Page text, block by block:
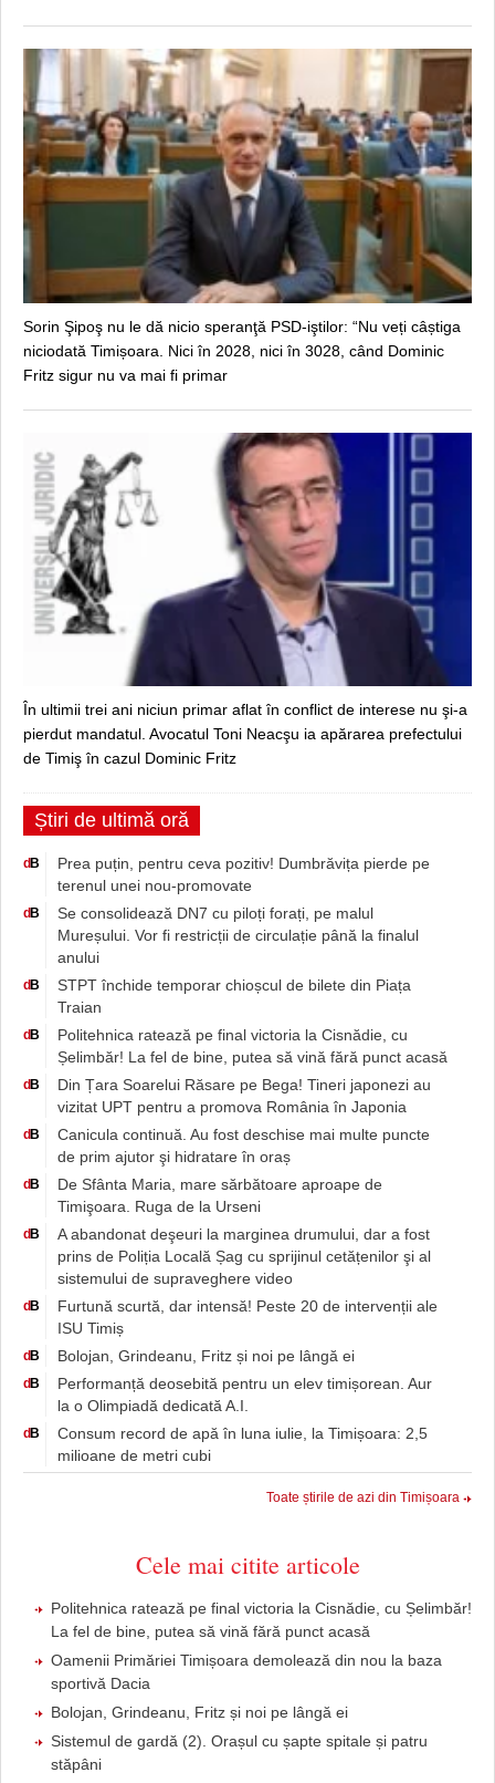
Sorin Şipoş nu le dă nicio speranţă PSD-iştilor: “Nu veți câștiga
niciodată Timișoara. Nici în 2028, nici în 3028, când Dominic
Fritz sigur nu va mai fi primar
În ultimii trei ani niciun primar aflat în conflict de interese nu şi-a
pierdut mandatul. Avocatul Toni Neacşu ia apărarea prefectului
de Timiş în cazul Dominic Fritz
Știri de ultimă oră
d B
Prea puțin, pentru ceva pozitiv! Dumbrăvița pierde pe
terenul unei nou-promovate
d B
Se consolidează DN7 cu piloți forați, pe malul
Mureșului. Vor fi restricții de circulație până la finalul
anului
d B
STPT închide temporar chioșcul de bilete din Piața
Traian
d B
Politehnica ratează pe final victoria la Cisnădie, cu
Șelimbăr! La fel de bine, putea să vină fără punct acasă
d B
Din Țara Soarelui Răsare pe Bega! Tineri japonezi au
vizitat UPT pentru a promova România în Japonia
d B
Canicula continuă. Au fost deschise mai multe puncte
de prim ajutor şi hidratare în oraș
d B
De Sfânta Maria, mare sărbătoare aproape de
Timişoara. Ruga de la Urseni
d B
A abandonat deşeuri la marginea drumului, dar a fost
prins de Poliția Locală Șag cu sprijinul cetățenilor şi al
sistemului de supraveghere video
d B
Furtună scurtă, dar intensă! Peste 20 de intervenții ale
ISU Timiș
d B Bolojan, Grindeanu, Fritz și noi pe lângă ei
d B
Performanță deosebită pentru un elev timișorean. Aur
la o Olimpiadă dedicată A.I.
d B
Consum record de apă în luna iulie, la Timișoara: 2,5
milioane de metri cubi
Toate știrile de azi din Timișoara
Cele mai citite articole
Politehnica ratează pe final victoria la Cisnădie, cu Șelimbăr!
La fel de bine, putea să vină fără punct acasă
Oamenii Primăriei Timișoara demolează din nou la baza
sportivă Dacia
Bolojan, Grindeanu, Fritz și noi pe lângă ei
Sistemul de gardă (2). Orașul cu șapte spitale și patru
stăpâni